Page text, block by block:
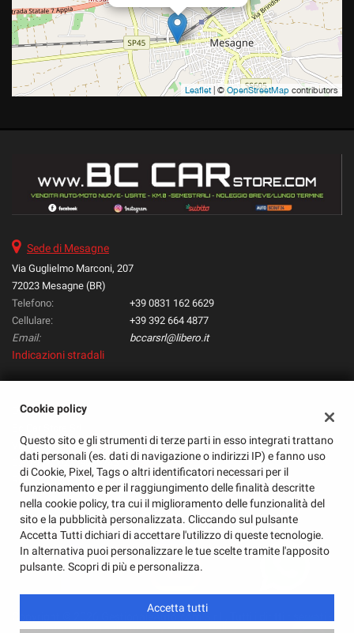
Leaflet| ©OpenStreetMap contributors
Sede di Mesagne
Via Guglielmo Marconi, 207
72023 Mesagne (BR)
Telefono:
+39 0831 162 6629
Cellulare:
+39 392 664 4877
Email:
bccarsrl@libero.it
Indicazioni stradali
Dati fiscali:
Via G. Marconi, 207, Mesagne (BR)
C.F/P.IVA:02359030745
Registro delle imprese: BR
Leggi l'informativa sulla privacy-Cookie Policy
Cookie policy
Questo sito e gli strumenti di terze parti in esso integrati trattano
dati personali (es. dati di navigazione o indirizzi IP) e fanno uso
di Cookie, Pixel, Tags o altri identificatori necessari per il
funzionamento e per il raggiungimento delle finalità descritte
nella cookie policy, tra cui il miglioramento delle funzionalità del
sito e la pubblicità personalizzata. Cliccando sul pulsante
Accetta Tutti dichiari di accettare l'utilizzo di queste tecnologie.
In alternativa puoi personalizzare le tue scelte tramite l'apposito
pulsante. Scopri di più e personalizza.
Accetta tutti
rimanda
alla
cookie
policy.
Puoi
rivedere
modificare
scelte
qualsiasi
Cookie necessari
Cookie per il miglioramento dell'esperienza utente
Cookie analitici
Cookie di marketing
Leggi
cookie